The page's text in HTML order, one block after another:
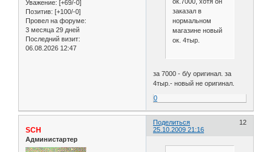
Уважение: [+69/-0]
Позитив: [+100/-0]
Провел на форуме:
3 месяца 29 дней
Последний визит:
06.08.2026 12:47
заказал в
нормальном
магазине новый
ок. 4тыр.
за 7000 - б/у оригинал. за
4тыр.- новый не оригинал.
0
Поделиться
12
25.10.2009 21:16
SCH
Администартер